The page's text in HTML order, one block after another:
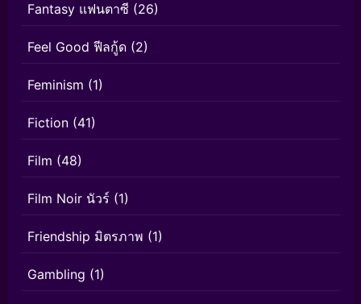
Fantasy แฟนตาซี (26)
Feel Good ฟีลกู้ด (2)
Feminism (1)
Fiction (41)
Film (48)
Film Noir นัวร์ (1)
Friendship มิตรภาพ (1)
Gambling (1)